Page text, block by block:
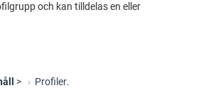
och kan tilldelas en eller
> Profiler.